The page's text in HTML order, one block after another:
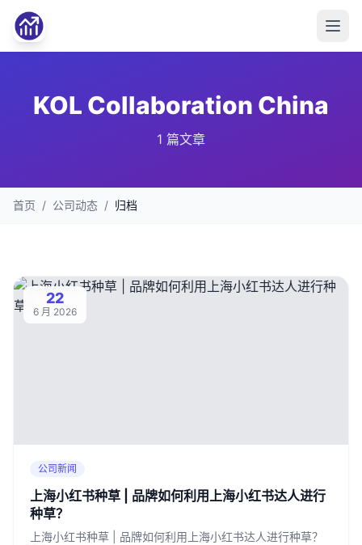
KOL Collaboration China
1 篇文章
首页 / 公司动态 / 归档
22
6 月 2026
公司新闻
上海小红书种草 | 品牌如何利用上海小红书达人进行
种草？
上海小红书种草 | 品牌如何利用上海小红书达人进行种草？